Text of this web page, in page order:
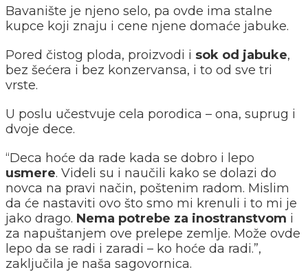
Bavanište je njeno selo, pa ovde ima stalne
kupce koji znaju i cene njene domaće jabuke.
Pored čistog ploda, proizvodi i sok od jabuke,
bez šećera i bez konzervansa, i to od sve tri
vrste.
U poslu učestvuje cela porodica – ona, suprug i
dvoje dece.
“Deca hoće da rade kada se dobro i lepo
usmere. Videli su i naučili kako se dolazi do
novca na pravi način, poštenim radom. Mislim
da će nastaviti ovo što smo mi krenuli i to mi je
jako drago. Nema potrebe za inostranstvom i
za napuštanjem ove prelepe zemlje. Može ovde
lepo da se radi i zaradi – ko hoće da radi.”,
zaključila je naša sagovornica.